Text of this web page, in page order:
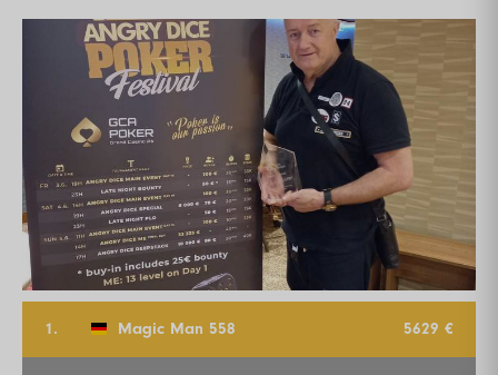
1. Magic Man 558 5629 €